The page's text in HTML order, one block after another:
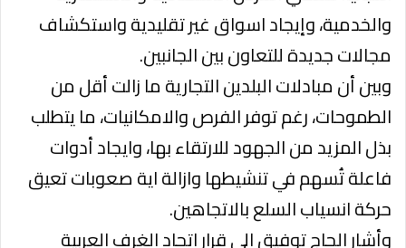
والخدمية، وإيجاد اسواق غير تقليدية واستكشاف
مجالات جديدة للتعاون بين الجانبين.
وبين أن مبادلات البلدين التجارية ما زالت أقل من
الطموحات، رغم توفر الفرص والامكانيات، ما يتطلب
بذل المزيد من الجهود للارتقاء بها، وايجاد أدوات
فاعلة تُسهم في تنشيطها وازالة اية صعوبات تعيق
حركة انسياب السلع بالاتجاهين.
وأشار الحاج توفيق الى قرار اتحاد الغرف العربية